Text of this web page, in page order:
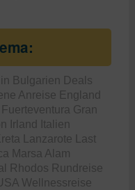
Bulgarien Deals
Anreise England
Fuerteventura Gran
Irland
Italien
Lanzarote
Last
Marsa Alam
Rhodos Rundreise
Wellnessreise